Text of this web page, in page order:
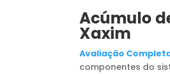
Acúmulo
Xaxim
Avaliação
componentes do